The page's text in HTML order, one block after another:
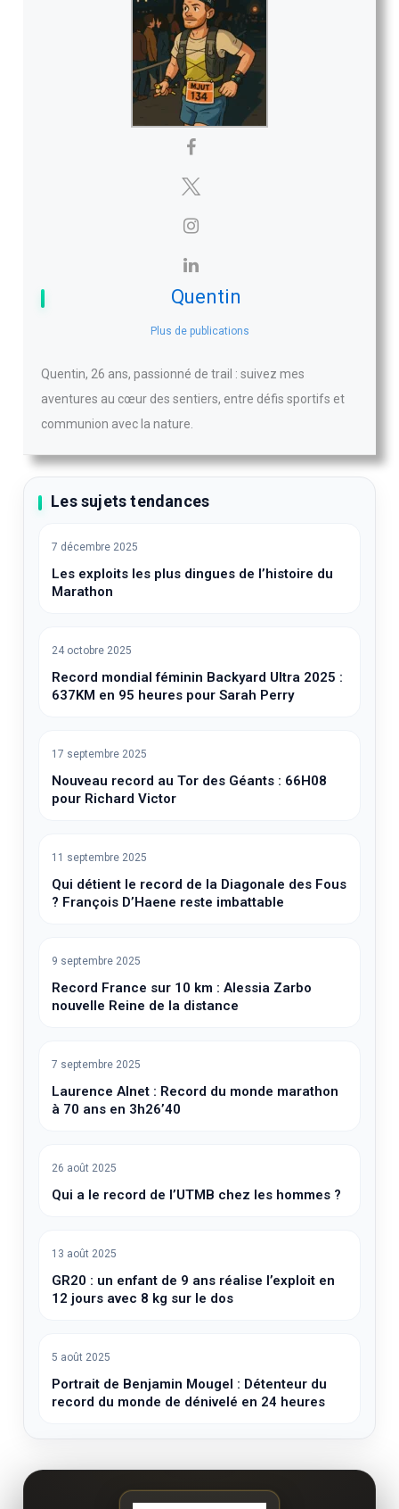
Quentin
Plus de publications
Quentin, 26 ans, passionné de trail : suivez mes
aventures au cœur des sentiers, entre défis sportifs et
communion avec la nature.
Les sujets tendances
7 décembre 2025
Les exploits les plus dingues de l’histoire du
Marathon
24 octobre 2025
Record mondial féminin Backyard Ultra 2025 :
637KM en 95 heures pour Sarah Perry
17 septembre 2025
Nouveau record au Tor des Géants : 66H08
pour Richard Victor
11 septembre 2025
Qui détient le record de la Diagonale des Fous
? François D’Haene reste imbattable
9 septembre 2025
Record France sur 10 km : Alessia Zarbo
nouvelle Reine de la distance
7 septembre 2025
Laurence Alnet : Record du monde marathon
à 70 ans en 3h26’40
26 août 2025
Qui a le record de l’UTMB chez les hommes ?
13 août 2025
GR20 : un enfant de 9 ans réalise l’exploit en
12 jours avec 8 kg sur le dos
5 août 2025
Portrait de Benjamin Mougel : Détenteur du
record du monde de dénivelé en 24 heures